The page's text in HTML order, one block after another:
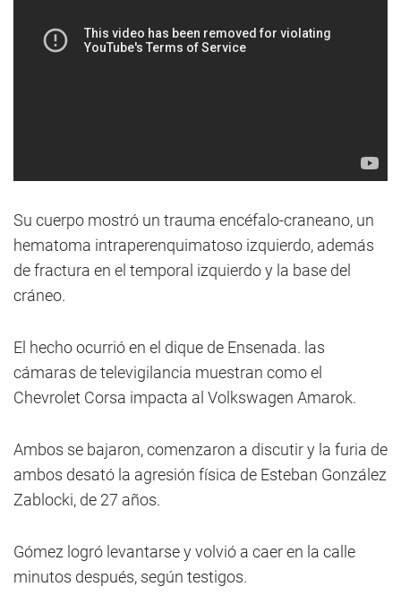
Su cuerpo mostró un trauma encéfalo-craneano, un
hematoma intraperenquimatoso izquierdo, además
de fractura en el temporal izquierdo y la base del
cráneo.
El hecho ocurrió en el dique de Ensenada. las
cámaras de televigilancia muestran como el
Chevrolet Corsa impacta al Volkswagen Amarok.
Ambos se bajaron, comenzaron a discutir y la furia de
ambos desató la agresión física de Esteban González
Zablocki, de 27 años.
Gómez logró levantarse y volvió a caer en la calle
minutos después, según testigos.